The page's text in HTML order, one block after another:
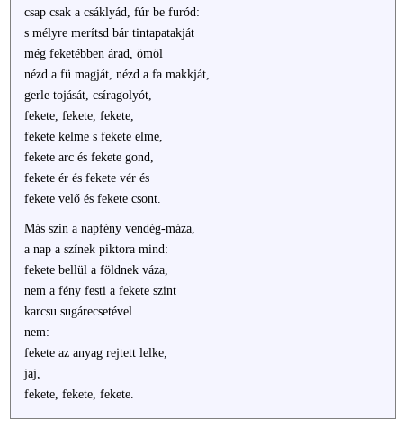
csap csak a csáklyád, fúr be furód:
s mélyre merítsd bár tintapatakját
még feketébben árad, ömöl
nézd a fü magját, nézd a fa makkját,
gerle tojását, csíragolyót,
fekete, fekete, fekete,
fekete kelme s fekete elme,
fekete arc és fekete gond,
fekete ér és fekete vér és
fekete velő és fekete csont.
Más szin a napfény vendég-máza,
a nap a színek piktora mind:
fekete bellül a földnek váza,
nem a fény festi a fekete szint
karcsu sugárecsetével
nem:
fekete az anyag rejtett lelke,
jaj,
fekete, fekete, fekete.